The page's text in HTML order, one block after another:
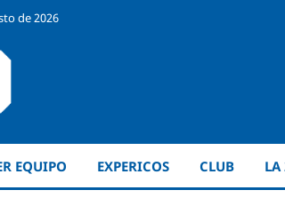
de 2026
EQUIPO EXPERICOS CLUB LA